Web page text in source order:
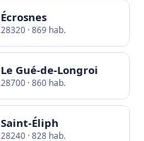
Écrosnes
28320 · 869 hab.
Le Gué-de-Longroi
28700 · 860 hab.
Saint-Éliph
28240 · 828 hab.